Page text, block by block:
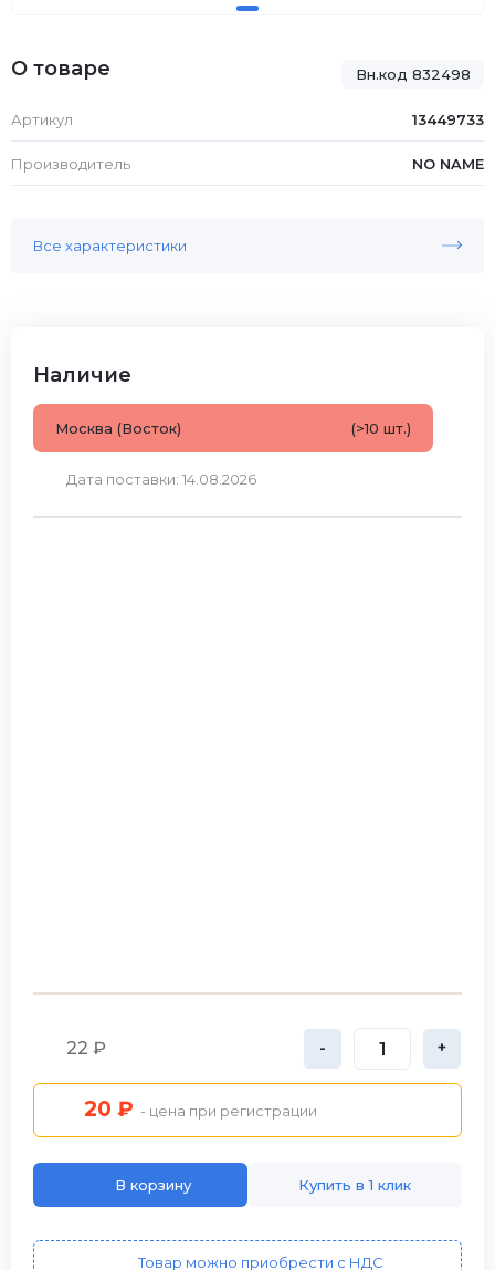
Вн.код 832498
О товаре
Артикул 13449733
Производитель NO NAME
Все характеристики
Наличие
Москва (Восток) (>10 шт.)
Дата поставки: 14.08.2026
22 ₽ - +
20 ₽ - цена при регистрации
В корзину Купить в 1 клик
Товар можно приобрести с НДС